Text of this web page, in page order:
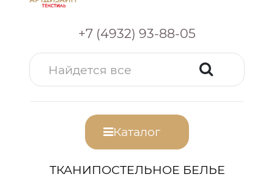
+7 (4932) 93-88-05
Каталог
ТКАНИПОСТЕЛЬНОЕ БЕЛЬЕ